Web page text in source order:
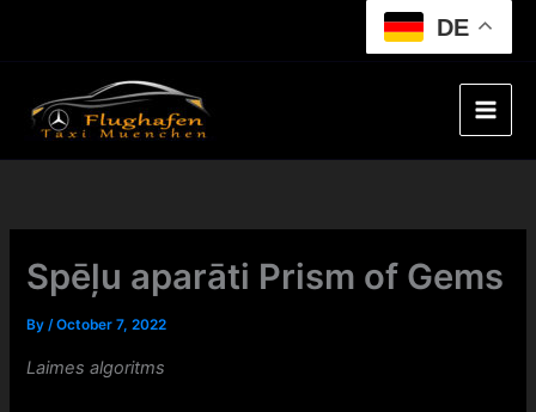
DE
Spēļu aparāti Prism of Gems
By/October 7, 2022
Laimes algoritms